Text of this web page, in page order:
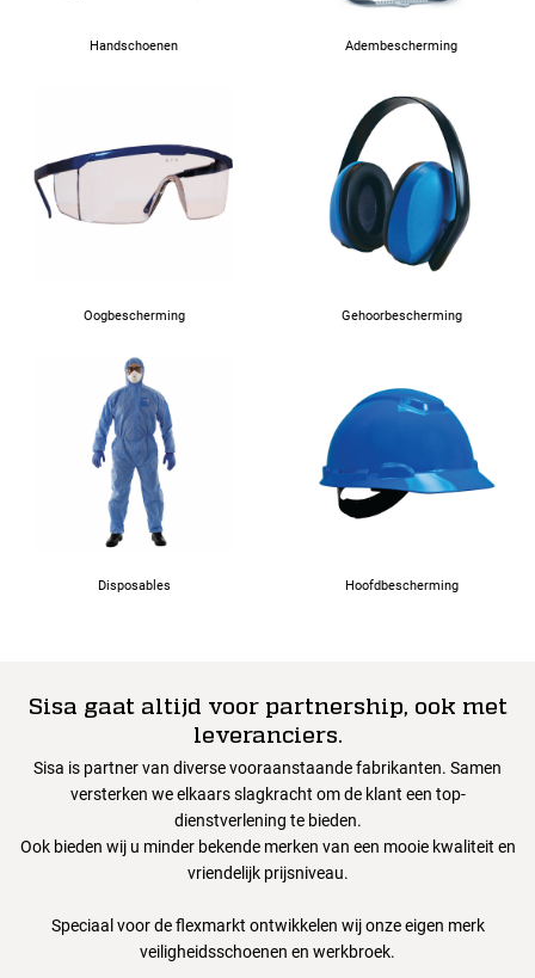
Handschoenen Adembescherming
Oogbescherming Gehoorbescherming
Disposables Hoofdbescherming
Sisa gaat altijd voor partnership, ook met
leveranciers.
Sisa is partner van diverse vooraanstaande fabrikanten. Samen
versterken we elkaars slagkracht om de klant een top-
dienstverlening te bieden.
Ook bieden wij u minder bekende merken van een mooie kwaliteit en
vriendelijk prijsniveau.
Speciaal voor de flexmarkt ontwikkelen wij onze eigen merk
veiligheidsschoenen en werkbroek.